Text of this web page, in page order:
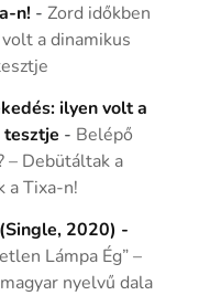
n! -Zord időkben
a dinamikus
ilyen volt a
tesztje - Belépő
– Debütáltak a
a Tixa-n!
2020) -
Lámpa Ég” –
nyelvű dala